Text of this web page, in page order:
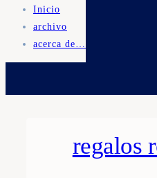
Inicio
archivo
acerca de…
regalos